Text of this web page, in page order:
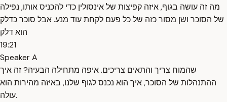
מה זה עושה בגוף, איזה קפיצות של אינסולין כדי להכניס אותו, נפילה
של הסוכר ושן מסור כזה של כל פעם לקחת עוד מנע. אבל סוכר כדלק
הוא דלק
19:21
Speaker A
שהמוח צריך והתאים צריכים. איפה מתחילה הבעיה? זה איך
ההתנהלות של הסוכר, איך הוא נכנס לגוף שלנו, באיזה מהירות הוא
עולה.